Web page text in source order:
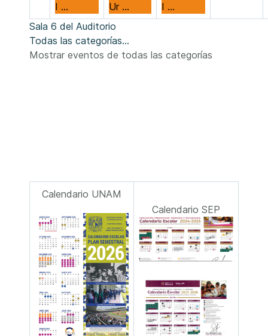
I ...
Ur ...
I ...
Sala 6 del Auditorio
Todas las categorías...
Mostrar eventos de todas las categorías
Calendario UNAM
Calendario SEP